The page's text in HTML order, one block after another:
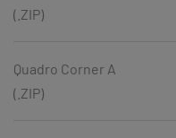
(.ZIP)
Quadro Corner A
(.ZIP)